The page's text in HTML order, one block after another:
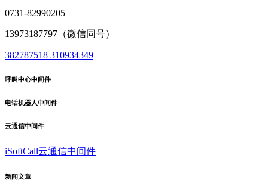
0731-82990205
13973187797（微信同号）
382787518 310934349
呼叫中心中间件
电话机器人中间件
云通信中间件
iSoftCall云通信中间件
新闻文章